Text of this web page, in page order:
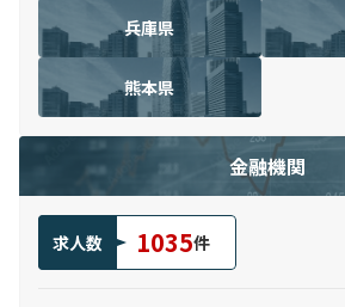
兵庫県
熊本県
金融機関
求人数 1035件